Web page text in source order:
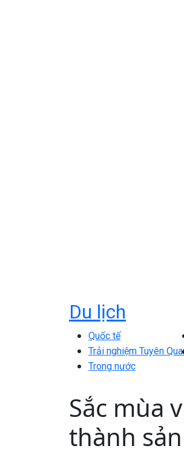
Du lịch
Quốc tế
Trải nghiệm Tuyên
Trong nước
Sắc mùa
thành